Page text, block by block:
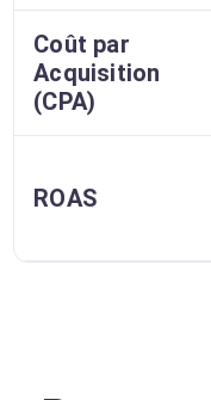
Coût par
Acquisition
(CPA)
ROAS